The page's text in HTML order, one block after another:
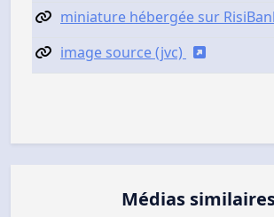
miniature hébergée sur
image source (jvc)
Médias